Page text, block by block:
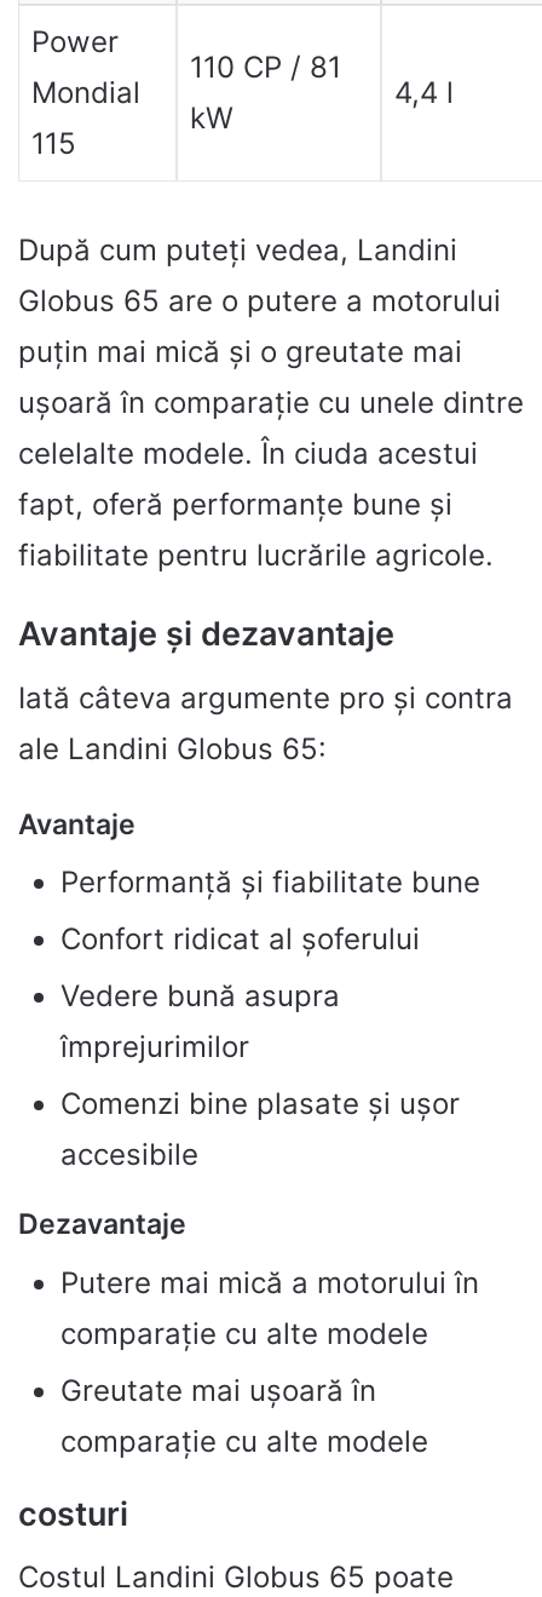
Power
Mondial
115
110 CP / 81
kW
4,4 l
După cum puteți vedea, Landini
Globus 65 are o putere a motorului
puțin mai mică și o greutate mai
ușoară în comparație cu unele dintre
celelalte modele. În ciuda acestui
fapt, oferă performanțe bune și
fiabilitate pentru lucrările agricole.
Avantaje și dezavantaje
Iată câteva argumente pro și contra
ale Landini Globus 65:
Avantaje
Performanță și fiabilitate bune
Confort ridicat al șoferului
Vedere bună asupra
împrejurimilor
Comenzi bine plasate și ușor
accesibile
Dezavantaje
Putere mai mică a motorului în
comparație cu alte modele
Greutate mai ușoară în
comparație cu alte modele
costuri
Costul Landini Globus 65 poate